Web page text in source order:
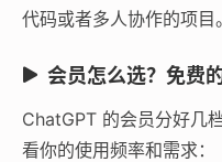
代码或者多人协作的项目。
会员怎么选？免费
ChatGPT 的会员分好几
看你的使用频率和需求：